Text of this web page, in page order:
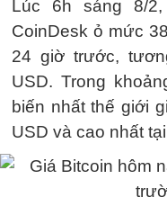
Lúc 6h sáng 8/
CoinDesk ỏ mức
24 giờ trước,
USD. Trong
biến nhất thế giới
USD và cao nhất